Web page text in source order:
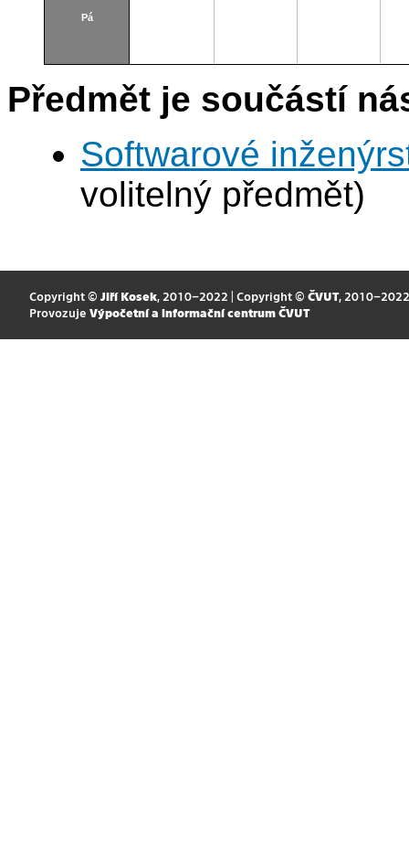
Pá
Předmět je součástí
Softwarové
volitelný předmět)
Copyright © Jiří Kosek, 2010–2022 | Copyright © ČVUT, 2010–2022
Provozuje Výpočetní a informační centrum ČVUT